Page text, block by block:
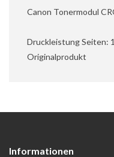
Canon Tonermodul
Druckleistung Seiten:
Originalprodukt
Informationen